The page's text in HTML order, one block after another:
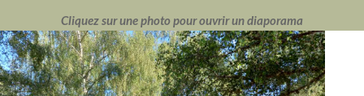
Cliquez sur une photo pour ouvrir un diaporama